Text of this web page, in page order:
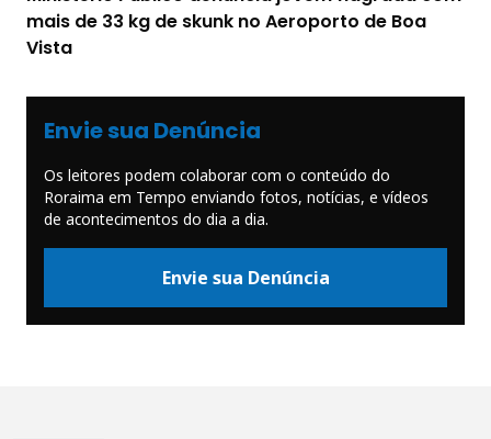
mais de 33 kg de skunk no Aeroporto de Boa
Vista
Envie sua Denúncia
Os leitores podem colaborar com o conteúdo do
Roraima em Tempo enviando fotos, notícias, e vídeos
de acontecimentos do dia a dia.
Envie sua Denúncia